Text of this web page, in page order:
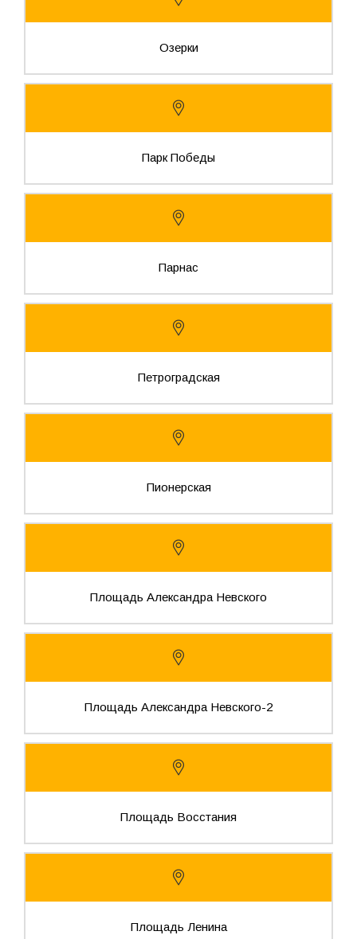
Озерки
Парк Победы
Парнас
Петроградская
Пионерская
Площадь Александра Невского
Площадь Александра Невского-2
Площадь Восстания
Площадь Ленина